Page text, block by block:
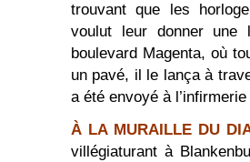
trouvant que les
voulut leur donner
boulevard Magenta, où
un pavé, il le lança à
a été envoyé à
À LA MURAILLE DU
villégiaturant à